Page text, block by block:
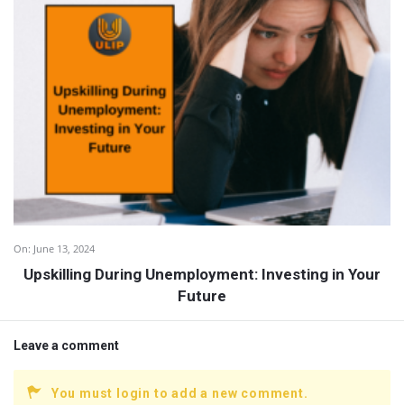
On: June 13, 2024
Upskilling During Unemployment: Investing in Your
Future
Leave a comment
You must login to add a new comment.